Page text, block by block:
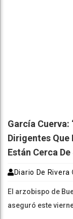
García Cuerva:
Dirigentes Que
Están Cerca
Diario De Rivera
El arzobispo de
aseguró este